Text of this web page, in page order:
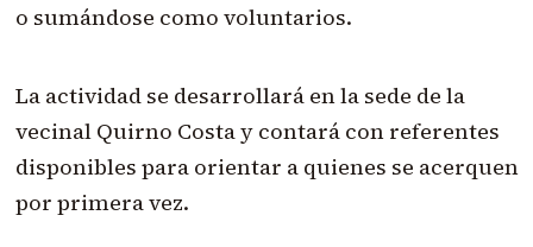
o sumándose como voluntarios.
La actividad se desarrollará en la sede de la
vecinal Quirno Costa y contará con referentes
disponibles para orientar a quienes se acerquen
por primera vez.